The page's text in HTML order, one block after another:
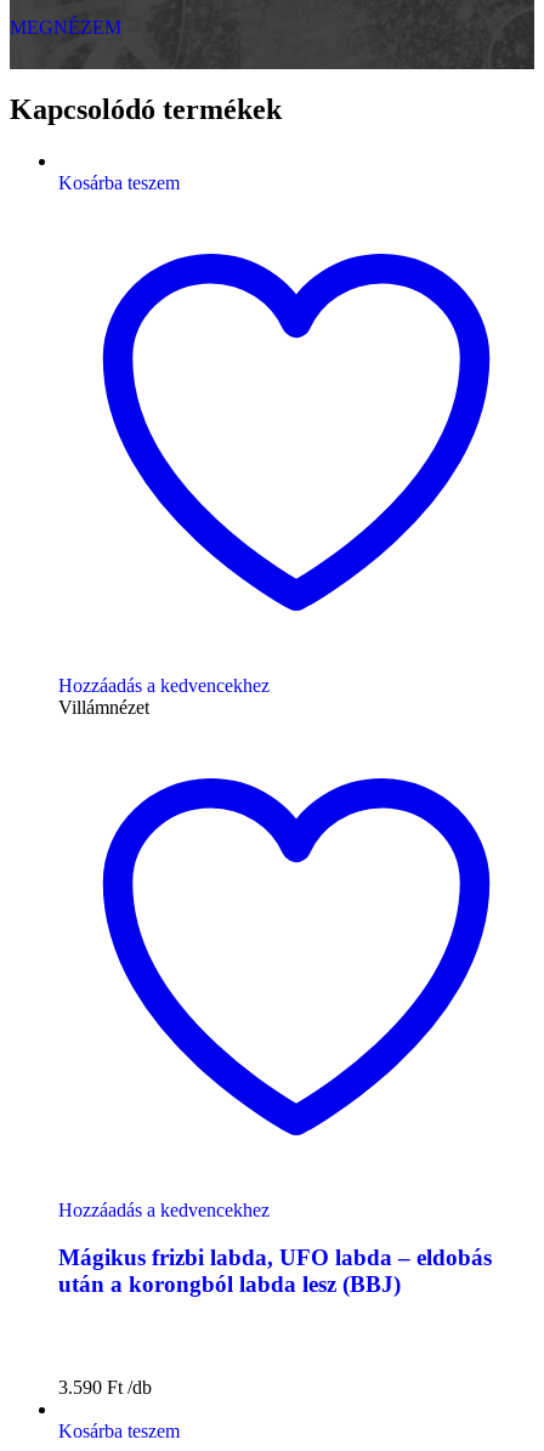
MEGNÉZEM
Kapcsolódó termékek
Kosárba teszem
Hozzáadás a kedvencekhez
Villámnézet
Hozzáadás a kedvencekhez
Mágikus frizbi labda, UFO labda – eldobás
után a korongból labda lesz (BBJ)
3.590 Ft
Kosárba teszem